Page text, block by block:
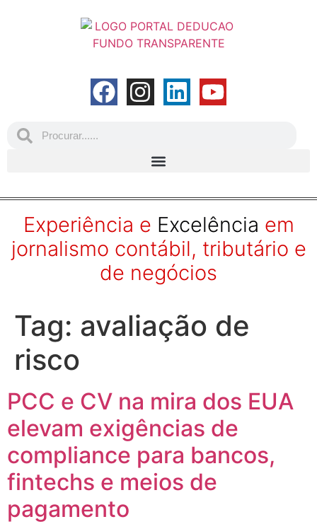
Experiência e Excelência em
jornalismo contábil, tributário e
de negócios
Tag: avaliação de
risco
PCC e CV na mira dos EUA
elevam exigências de
compliance para bancos,
fintechs e meios de
pagamento